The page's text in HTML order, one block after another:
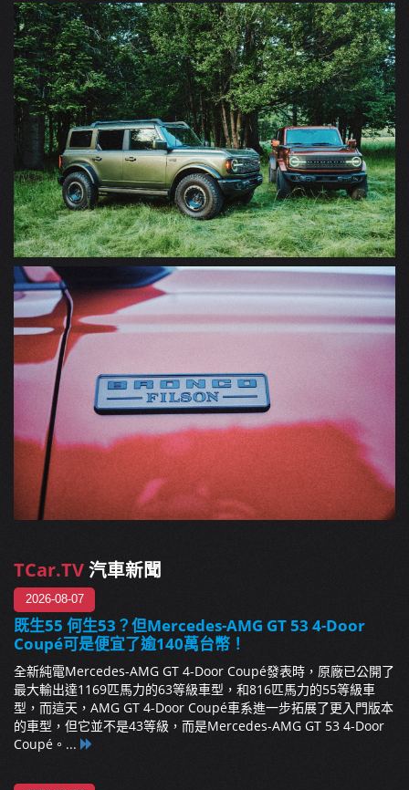
TCar.TV汽車新聞
2026-08-07
既生55 何生53？但Mercedes-AMG GT 53 4-Door
Coupé可是便宜了逾140萬台幣！
全新純電Mercedes-AMG GT 4-Door Coupé發表時，原廠已公開了
最大輸出達1169匹馬力的63等級車型，和816匹馬力的55等級車
型，而這天，AMG GT 4-Door Coupé車系進一步拓展了更入門版本
的車型，但它並不是43等級，而是Mercedes-AMG GT 53 4-Door
Coupé。...